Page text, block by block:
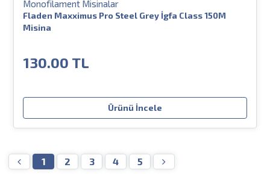
Monofilament Misinalar
Fladen Maxximus Pro Steel Grey İgfa Class 150M
Misina
130.00 TL
Ürünü İncele
1 2 3 4 5